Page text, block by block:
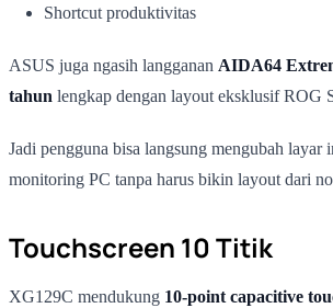
Shortcut produktivitas
ASUS juga ngasih langganan AIDA64
tahun lengkap dengan layout eksklusif ROG
Jadi pengguna bisa langsung mengubah layar
monitoring PC tanpa harus bikin layout dari
Touchscreen 10 Titik
XG129C mendukung 10-point capacitive